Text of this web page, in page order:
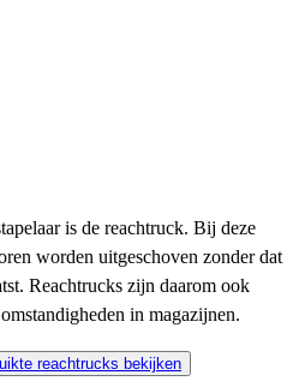
is de reachtruck. Bij deze
worden uitgeschoven zonder dat
Reachtrucks zijn daarom ook
in magazijnen.
reachtrucks bekijken